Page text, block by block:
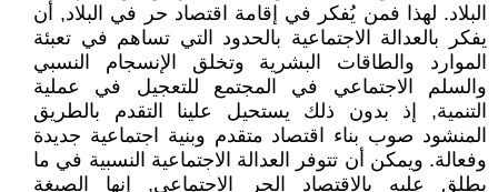
البلاد. لهذا فمن يُفكر في إقامة اقتصاد حر في البلاد, أن
يفكر بالعدالة الاجتماعية بالحدود التي تساهم في تعبئة
الموارد والطاقات البشرية وتخلق الإنسجام النسبي
والسلم الاجتماعي في المجتمع للتعجيل في عملية
التنمية, إذ بدون ذلك يستحيل علينا التقدم بالطريق
المنشود صوب بناء اقتصاد متقدم وبنية اجتماعية جديدة
وفعالة. ويمكن أن تتوفر العدالة الاجتماعية النسبية في ما
يطلق عليه بالاقتصاد الحر الاجتماعي, إنها الصيغة